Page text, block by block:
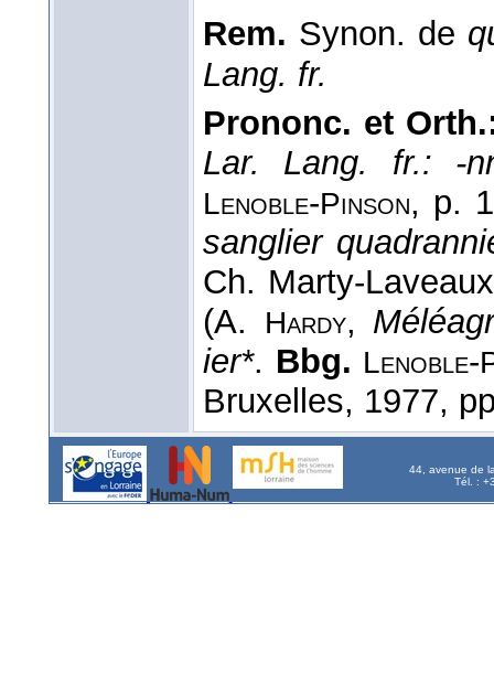
Rem. Synon. de
Lang. fr.
Prononc. et
Lar. Lang. fr.: -
Lenoble-Pinson, p.
sanglier
Ch. Marty-
(A.
Hardy,
ier*. Bbg. Lenoble-
Bruxelles, 1977,
44, avenue de
Tél. :